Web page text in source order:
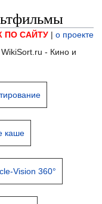
ПО САЙТУ | о проекте
- Кино и
каше
Vision 360°